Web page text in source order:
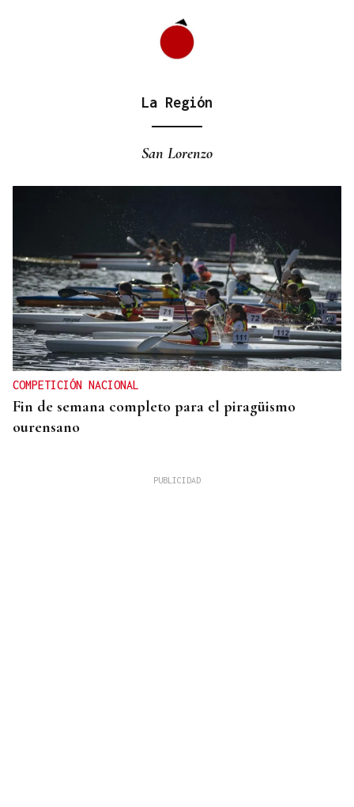
La Región
San Lorenzo
COMPETICIÓN NACIONAL
Fin de semana completo para el piragüismo
ourensano